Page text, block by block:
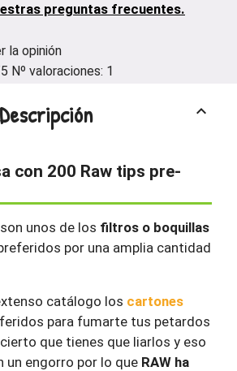
preguntas frecuentes.
la opinión
Nº valoraciones: 1
Descripción keyboard_arrow_up
con 200 Raw tips pre-
son unos de los filtros o boquillas
por una amplia cantidad
catálogo los cartones
para fumarte tus petardos
que tienes que liarlos y eso
un engorro por lo que RAW ha